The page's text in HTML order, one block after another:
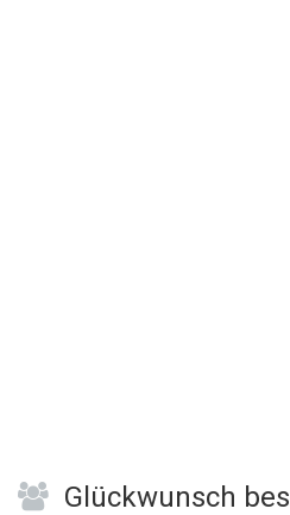
Glückwunsch